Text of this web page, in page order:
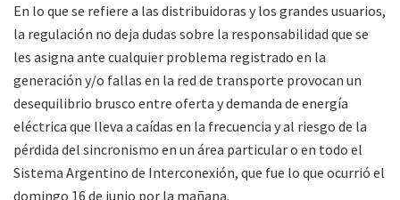
En lo que se refiere a las distribuidoras y los grandes usuarios,
la regulación no deja dudas sobre la responsabilidad que se
les asigna ante cualquier problema registrado en la
generación y/o fallas en la red de transporte provocan un
desequilibrio brusco entre oferta y demanda de energía
eléctrica que lleva a caídas en la frecuencia y al riesgo de la
pérdida del sincronismo en un área particular o en todo el
Sistema Argentino de Interconexión, que fue lo que ocurrió el
domingo 16 de junio por la mañana.